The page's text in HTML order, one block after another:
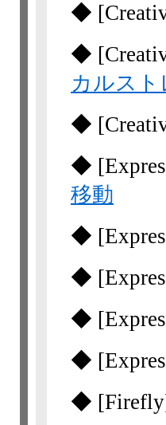
◆
◆
カルスト
◆
◆
移動
◆
◆
◆
◆
◆